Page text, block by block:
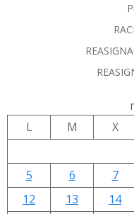
L
M X
5
6 7
12
13 14